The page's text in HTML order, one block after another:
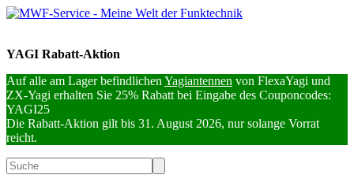
YAGI Rabatt-Aktion
Auf alle am Lager befindlichen Yagiantennen von FlexaYagi und
ZX-Yagi erhalten Sie 25% Rabatt bei Eingabe des Couponcodes:
YAGI25
Die Rabatt-Aktion gilt bis 31. August 2026, nur solange Vorrat
reicht.